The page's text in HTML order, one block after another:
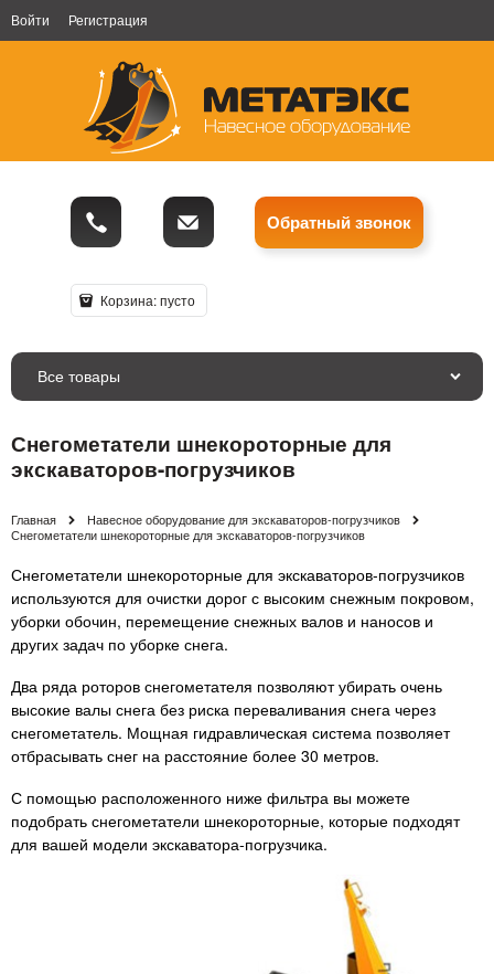
Войти Регистрация
Обратный звонок
Корзина:пусто
Все товары
Снегометатели шнекороторные для
экскаваторов-погрузчиков
Главная
Навесное оборудование для экскаваторов-погрузчиков
Снегометатели шнекороторные для экскаваторов-погрузчиков
Снегометатели шнекороторные для экскаваторов-погрузчиков
используются для очистки дорог с высоким снежным покровом,
уборки обочин, перемещение снежных валов и наносов и
других задач по уборке снега.
Два ряда роторов снегометателя позволяют убирать очень
высокие валы снега без риска переваливания снега через
снегометатель. Мощная гидравлическая система позволяет
отбрасывать снег на расстояние более 30 метров.
С помощью расположенного ниже фильтра вы можете
подобрать снегометатели шнекороторные, которые подходят
для вашей модели экскаватора-погрузчика.